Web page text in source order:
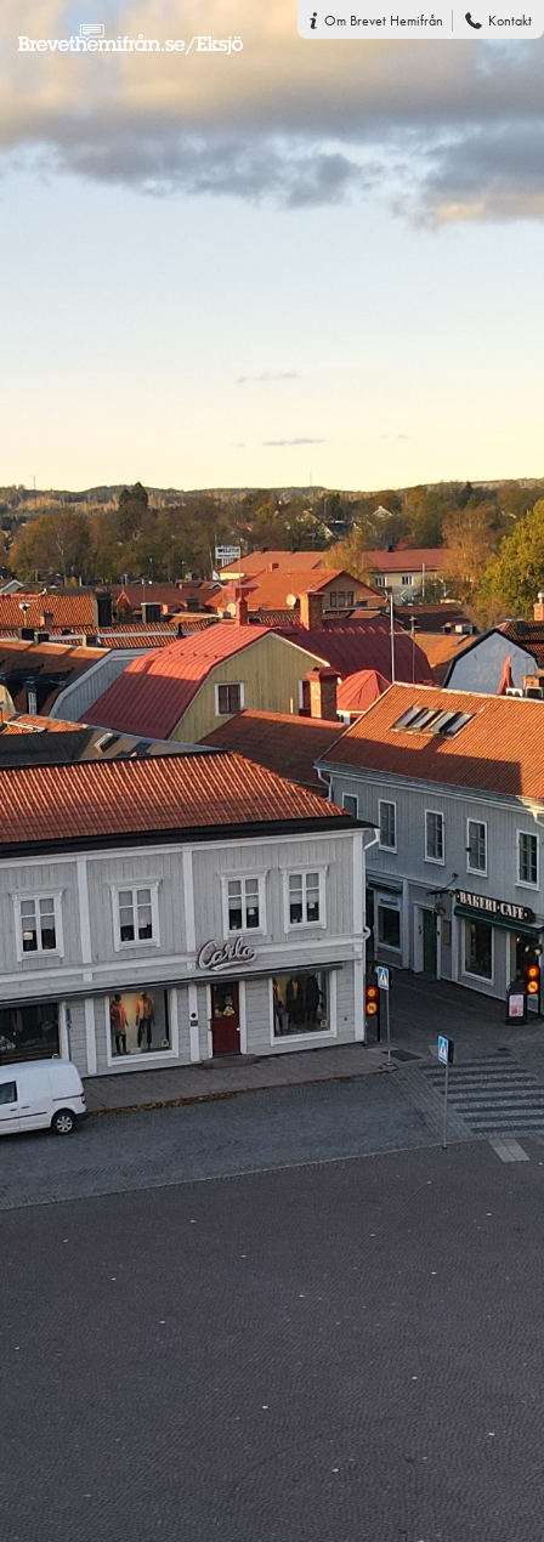
Om Brevet Hemifrån Kontakt